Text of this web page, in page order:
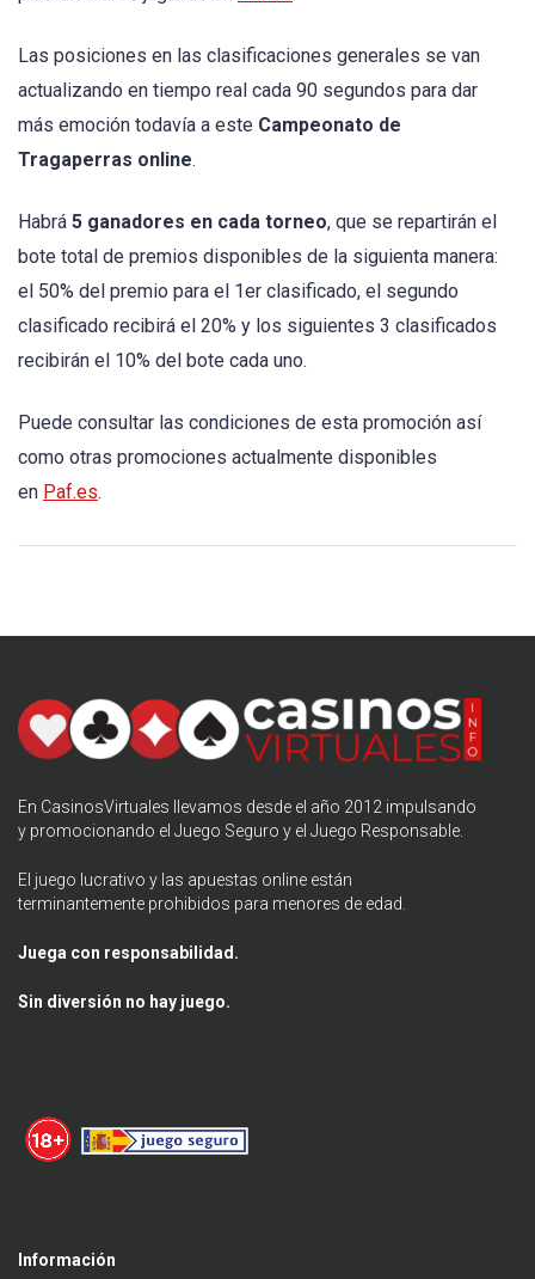
Las posiciones en las clasificaciones generales se van
actualizando en tiempo real cada 90 segundos para dar
más emoción todavía a este Campeonato de
Tragaperras online.
Habrá 5 ganadores en cada torneo, que se repartirán el
bote total de premios disponibles de la siguienta manera:
el 50% del premio para el 1er clasificado, el segundo
clasificado recibirá el 20% y los siguientes 3 clasificados
recibirán el 10% del bote cada uno.
Puede consultar las condiciones de esta promoción así
como otras promociones actualmente disponibles
en Paf.es.
En CasinosVirtuales llevamos desde el año 2012 impulsando
y promocionando el Juego Seguro y el Juego Responsable.
El juego lucrativo y las apuestas online están
terminantemente prohibidos para menores de edad.
Juega con responsabilidad.
Sin diversión no hay juego.
Información